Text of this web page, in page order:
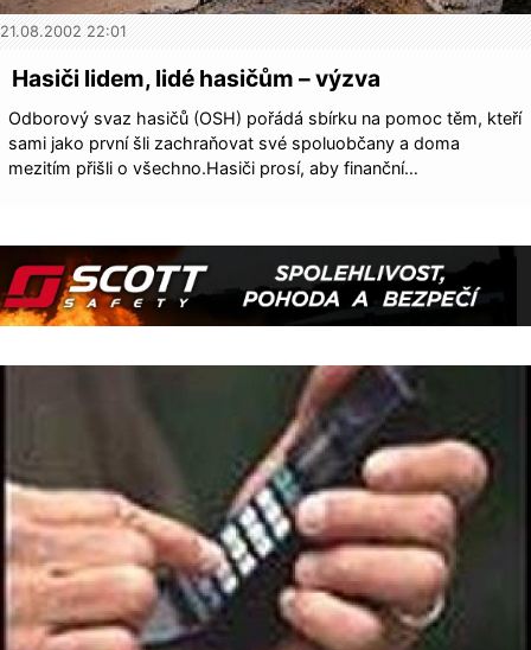
21.08.2002 22:01
Hasiči lidem, lidé hasičům – výzva
Odborový svaz hasičů (OSH) pořádá sbírku na pomoc těm, kteří
sami jako první šli zachraňovat své spoluobčany a doma
mezitím přišli o všechno.Hasiči prosí, aby finanční…